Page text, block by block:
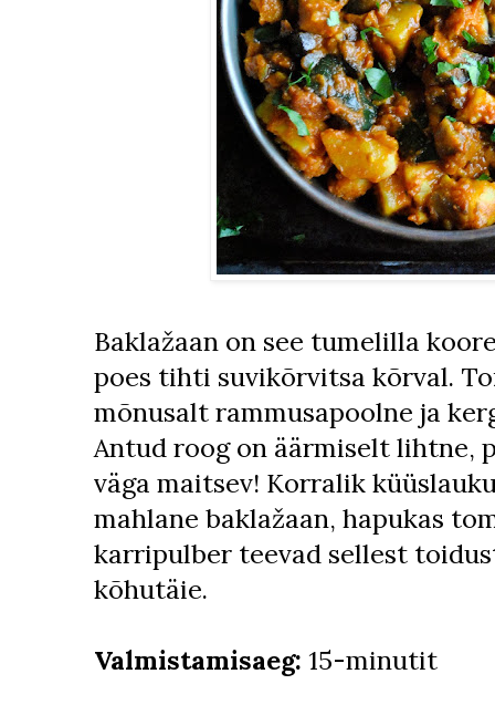
Baklažaan on see tumelilla
poes tihti suvikõrvitsa kõrval.
mõnusalt rammusapoolne ja
Antud roog on äärmiselt lihtne,
väga maitsev! Korralik
mahlane baklažaan, hapukas
karripulber teevad sellest
kõhutäie.
Valmistamisaeg: 15-minutit